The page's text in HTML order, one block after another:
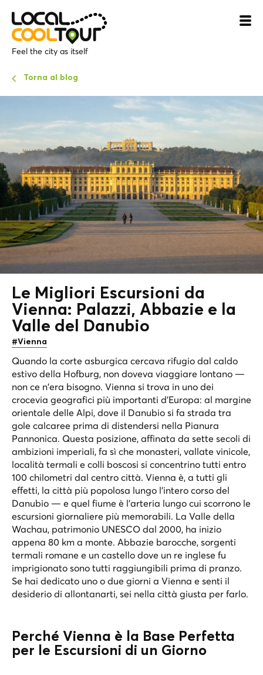
Feel the city as itself
Torna al blog
Le Migliori Escursioni da
Vienna: Palazzi, Abbazie e
la
Valle del Danubio
#Vienna
Quando la corte asburgica cercava rifugio dal caldo
estivo della Hofburg, non doveva viaggiare lontano —
non ce n'era bisogno. Vienna si trova in uno dei
crocevia geografici più importanti d'Europa: al margine
orientale delle Alpi, dove il Danubio si fa strada tra
gole calcaree prima di distendersi nella Pianura
Pannonica. Questa posizione, affinata da sette secoli di
ambizioni imperiali, fa sì che monasteri, vallate vinicole,
località termali e colli boscosi si concentrino tutti entro
100 chilometri dal centro città. Vienna è, a tutti gli
effetti, la città più popolosa lungo l'intero corso del
Danubio — e quel fiume è l'arteria lungo cui scorrono le
escursioni giornaliere più memorabili. La Valle della
Wachau, patrimonio UNESCO dal 2000, ha inizio
appena 80 km a monte. Abbazie barocche, sorgenti
termali romane e un castello dove un re inglese fu
imprigionato sono tutti raggiungibili prima di pranzo.
Se hai dedicato uno o due giorni a Vienna e senti il
desiderio di allontanarti, sei nella città giusta per farlo.
Perché Vienna è la Base Perfetta
per le Escursioni di un Giorno